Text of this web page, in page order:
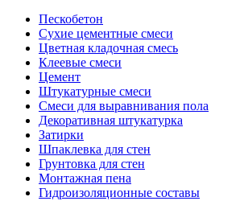
Пескобетон
Сухие цементные смеси
Цветная кладочная смесь
Клеевые смеси
Цемент
Штукатурные смеси
Смеси для выравнивания пола
Декоративная штукатурка
Затирки
Шпаклевка для стен
Грунтовка для стен
Монтажная пена
Гидроизоляционные составы